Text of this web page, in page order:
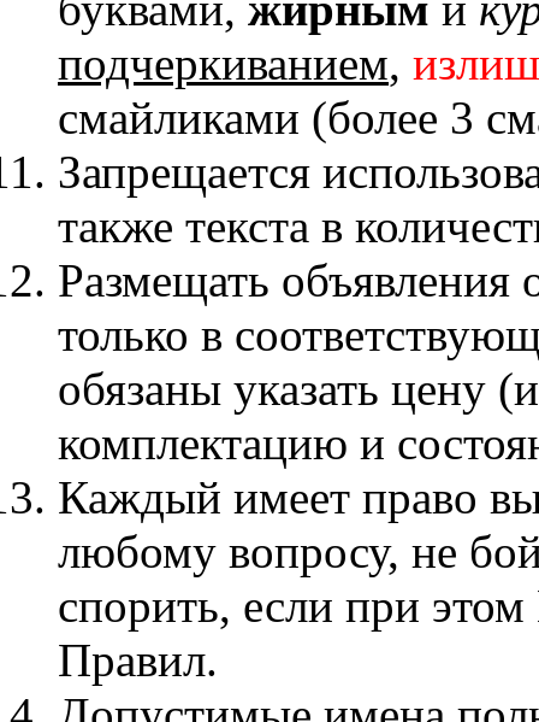
подчеркиванием,
смайликами (более 3
Запрещается
также текста в
Размещать объявления
только в
обязаны указать цену
комплектацию и
Каждый имеет право
любому вопросу, не
спорить, если при
Правил.